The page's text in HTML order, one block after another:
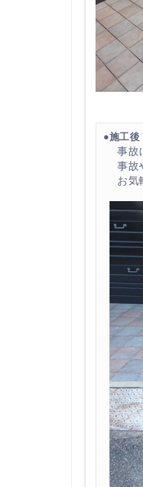
●施工後
事故
事故
お気